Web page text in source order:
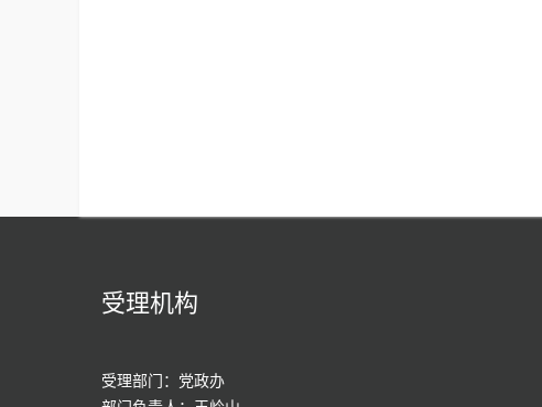
受理机构
受理部门：党政办